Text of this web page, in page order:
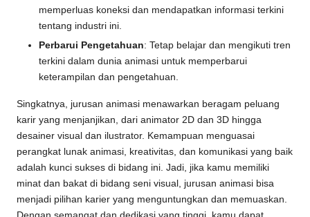
memperluas koneksi dan mendapatkan informasi terkini
tentang industri ini.
Perbarui Pengetahuan: Tetap belajar dan mengikuti tren
terkini dalam dunia animasi untuk memperbarui
keterampilan dan pengetahuan.
Singkatnya, jurusan animasi menawarkan beragam peluang
karir yang menjanjikan, dari animator 2D dan 3D hingga
desainer visual dan ilustrator. Kemampuan menguasai
perangkat lunak animasi, kreativitas, dan komunikasi yang baik
adalah kunci sukses di bidang ini. Jadi, jika kamu memiliki
minat dan bakat di bidang seni visual, jurusan animasi bisa
menjadi pilihan karier yang menguntungkan dan memuaskan.